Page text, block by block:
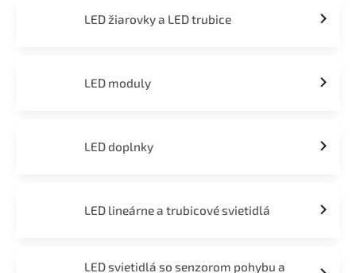
LED žiarovky a LED trubice
LED moduly
LED doplnky
LED lineárne a trubicové svietidlá
LED svietidlá so senzorom pohybu a